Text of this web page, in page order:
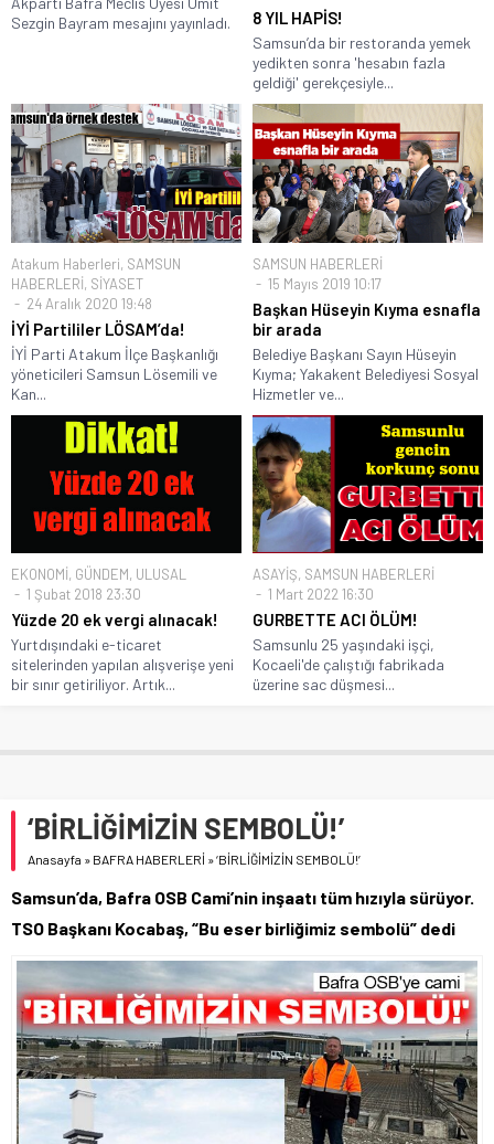
Sezgin Bayram mesajını yayınladı.
8 YIL HAPİS!
Samsun’da bir restoranda yemek
yedikten sonra 'hesabın fazla
geldiği' gerekçesiyle...
Atakum Haberleri, SAMSUN
HABERLERİ, SİYASET
24 Aralık 2020 19:48
İYİ Partililer LÖSAM’da!
İYİ Parti Atakum İlçe Başkanlığı
yöneticileri Samsun Lösemili ve
Kan...
SAMSUN HABERLERİ
15 Mayıs 2019 10:17
Başkan Hüseyin Kıyma esnafla
bir arada
Belediye Başkanı Sayın Hüseyin
Kıyma; Yakakent Belediyesi Sosyal
Hizmetler ve...
EKONOMİ, GÜNDEM, ULUSAL
1 Şubat 2018 23:30
Yüzde 20 ek vergi alınacak!
Yurtdışındaki e-ticaret
sitelerinden yapılan alışverişe yeni
bir sınır getiriliyor. Artık...
ASAYİŞ, SAMSUN HABERLERİ
1 Mart 2022 16:30
GURBETTE ACI ÖLÜM!
Samsunlu 25 yaşındaki işçi,
Kocaeli'de çalıştığı fabrikada
üzerine sac düşmesi...
‘BİRLİĞİMİZİN SEMBOLÜ!’
Anasayfa » BAFRA HABERLERİ »‘BİRLİĞİMİZİN SEMBOLÜ!’
Samsun’da, Bafra OSB Cami’nin inşaatı tüm hızıyla sürüyor.
TSO Başkanı Kocabaş, “Bu eser birliğimiz sembolü” dedi